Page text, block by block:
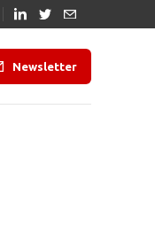
Newsletter